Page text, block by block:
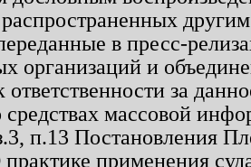
в пресс-
организаций и
ответственности за
массовой
п.13 Постановления
практике применения